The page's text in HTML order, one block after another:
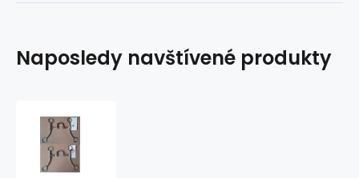
Naposledy navštívené produkty